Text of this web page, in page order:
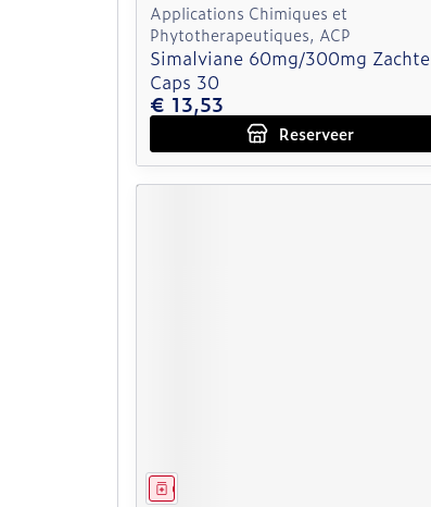
Applications Chimiques et
Phytotherapeutiques, ACP
Simalviane 60mg/300mg Zachte
Caps 30
€ 13,53
Reserveer
Geneesmiddel